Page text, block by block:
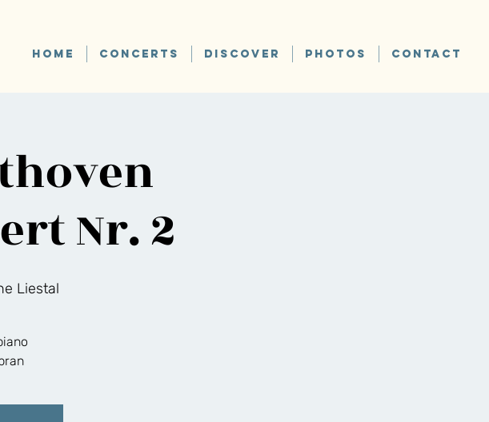
HOME CONCERTS DISCOVER PHOTOS CONTACT
Nr. 2
Liestal